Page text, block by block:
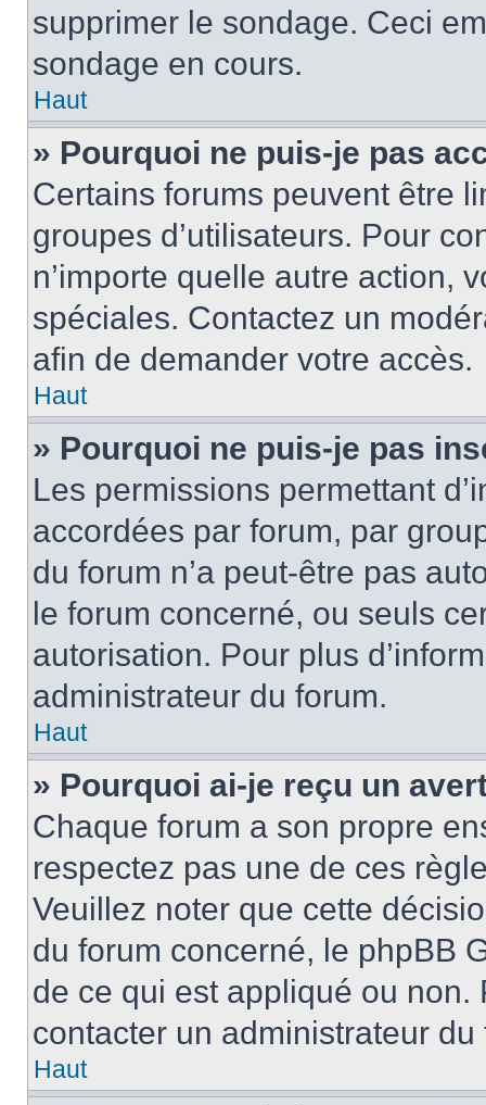
supprimer le sondage. Ceci
sondage en cours.
Haut
» Pourquoi ne puis-je pas
Certains forums peuvent être
groupes d’utilisateurs. Pour
n’importe quelle autre action,
spéciales. Contactez un
afin de demander votre accès.
Haut
» Pourquoi ne puis-je pas
Les permissions permettant
accordées par forum, par
du forum n’a peut-être pas
le forum concerné, ou seuls
autorisation. Pour plus
administrateur du forum.
Haut
» Pourquoi ai-je reçu un
Chaque forum a son propre
respectez pas une de ces
Veuillez noter que cette
du forum concerné, le phpBB
de ce qui est appliqué ou non.
contacter un administrateur du
Haut